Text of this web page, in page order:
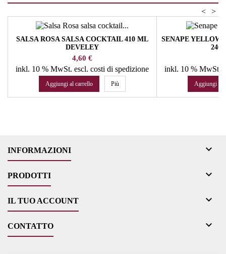
>
<
SALSA ROSA SALSA COCKTAIL 410 ML
DEVELEY
Prezzo
4,60 €
inkl. 10 % MwSt. escl. costi di spedizione
Aggiungi al carrello Più
SENAPE YELLOW
inkl. 10 % MwSt.
Aggiungi al
INFORMAZIONI 
PRODOTTI 
IL TUO ACCOUNT 
CONTATTO 